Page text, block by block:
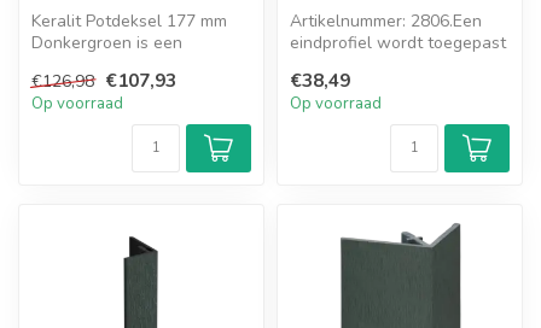
Keralit Potdeksel 177 mm
Donkergroen is een
gevelpaneel z...
€126,98 €107,93
Op voorraad
Artikelnummer: 2806.Een
eindprofiel wordt toegepast
€38,49
Op voorraad